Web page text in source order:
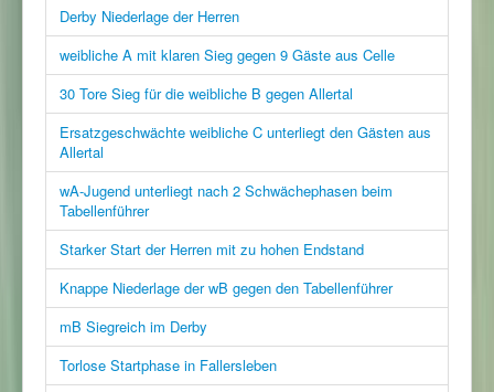
Derby Niederlage der Herren
weibliche A mit klaren Sieg gegen 9 Gäste aus Celle
30 Tore Sieg für die weibliche B gegen Allertal
Ersatzgeschwächte weibliche C unterliegt den Gästen aus
Allertal
wA-Jugend unterliegt nach 2 Schwächephasen beim
Tabellenführer
Starker Start der Herren mit zu hohen Endstand
Knappe Niederlage der wB gegen den Tabellenführer
mB Siegreich im Derby
Torlose Startphase in Fallersleben